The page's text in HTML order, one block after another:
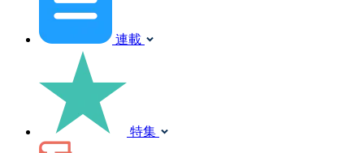
連載
特集